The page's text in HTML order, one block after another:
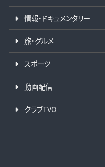
情報・ドキュメンタリー
旅・グルメ
スポーツ
動画配信
クラブTVO